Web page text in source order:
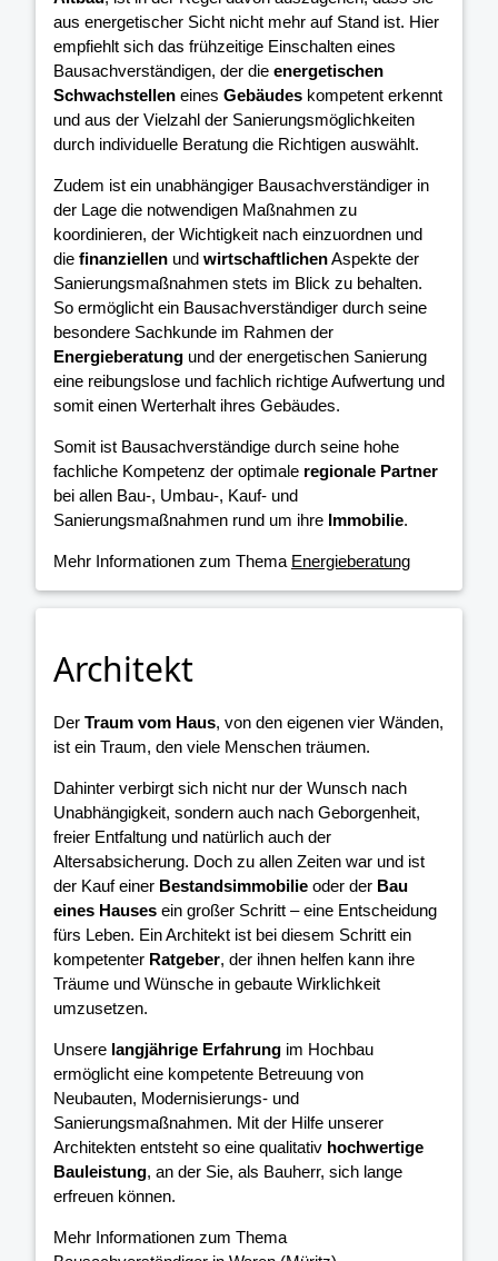
aus energetischer Sicht nicht mehr auf Stand ist. Hier
empfiehlt sich das frühzeitige Einschalten eines
Bausachverständigen, der die energetischen
Schwachstellen eines Gebäudes kompetent erkennt
und aus der Vielzahl der Sanierungsmöglichkeiten
durch individuelle Beratung die Richtigen auswählt.
Zudem ist ein unabhängiger Bausachverständiger in
der Lage die notwendigen Maßnahmen zu
koordinieren, der Wichtigkeit nach einzuordnen und
die finanziellen und wirtschaftlichenAspekte der
Sanierungsmaßnahmen stets im Blick zu behalten.
So ermöglicht ein Bausachverständiger durch seine
besondere Sachkunde im Rahmen der
Energieberatung und der energetischen Sanierung
eine reibungslose und fachlich richtige Aufwertung und
somit einen Werterhalt ihres Gebäudes.
Somit ist Bausachverständige durch seine hohe
fachliche Kompetenz der optimale regionale Partner
bei allen Bau-, Umbau-, Kauf- und
Sanierungsmaßnahmen rund um ihre Immobilie.
Mehr Informationen zum Thema Energieberatung
Architekt
Der Traum vom Haus, von den eigenen vier Wänden,
ist ein Traum, den viele Menschen träumen.
Dahinter verbirgt sich nicht nur der Wunsch nach
Unabhängigkeit, sondern auch nach Geborgenheit,
freier Entfaltung und natürlich auch der
Altersabsicherung. Doch zu allen Zeiten war und ist
der Kauf einer Bestandsimmobilie oder der Bau
eines Hauses ein großer Schritt – eine Entscheidung
fürs Leben. Ein Architekt ist bei diesem Schritt ein
kompetenter Ratgeber, der ihnen helfen kann ihre
Träume und Wünsche in gebaute Wirklichkeit
umzusetzen.
Unsere langjährige Erfahrung im Hochbau
ermöglicht eine kompetente Betreuung von
Neubauten, Modernisierungs- und
Sanierungsmaßnahmen. Mit der Hilfe unserer
Architekten entsteht so eine qualitativ hochwertige
Bauleistung, an der Sie, als Bauherr, sich lange
erfreuen können.
Mehr Informationen zum Thema